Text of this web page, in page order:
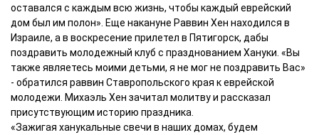
оставался с каждым всю жизнь, чтобы каждый еврейский
дом был им полон». Еще накануне Раввин Хен находился в
Израиле, а в воскресение прилетел в Пятигорск, дабы
поздравить молодежный клуб с празднованием Хануки. «Вы
также являетесь моими детьми, я не мог не поздравить Вас»
- обратился раввин Ставропольского края к еврейской
молодежи. Михаэль Хен зачитал молитву и рассказал
присутствующим историю праздника.
«Зажигая ханукальные свечи в наших домах, будем